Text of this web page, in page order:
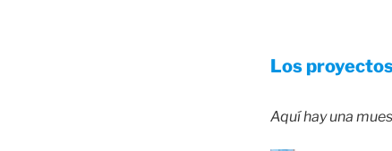
Los
Aquí hay una